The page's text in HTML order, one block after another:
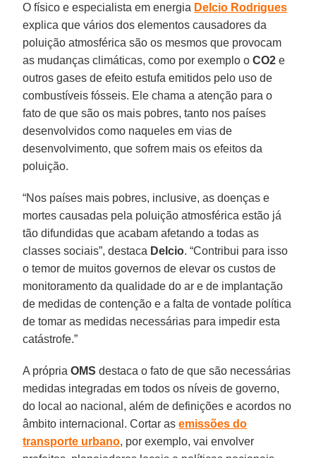
O físico e especialista em energia Delcio Rodrigues
explica que vários dos elementos causadores da
poluição atmosférica são os mesmos que provocam
as mudanças climáticas, como por exemplo oCO2 e
outros gases de efeito estufa emitidos pelo uso de
combustíveis fósseis. Ele chama a atenção para o
fato de que são os mais pobres, tanto nos países
desenvolvidos como naqueles em vias de
desenvolvimento, que sofrem mais os efeitos da
poluição.
“Nos países mais pobres, inclusive, as doenças e
mortes causadas pela poluição atmosférica estão já
tão difundidas que acabam afetando a todas as
classes sociais”, destaca Delcio. “Contribui para isso
o temor de muitos governos de elevar os custos de
monitoramento da qualidade do ar e de implantação
de medidas de contenção e a falta de vontade política
de tomar as medidas necessárias para impedir esta
catástrofe.”
A própriaOMS destaca o fato de que são necessárias
medidas integradas em todos os níveis de governo,
do local ao nacional, além de definições e acordos no
âmbito internacional. Cortar asemissões do
transporte urbano, por exemplo, vai envolver